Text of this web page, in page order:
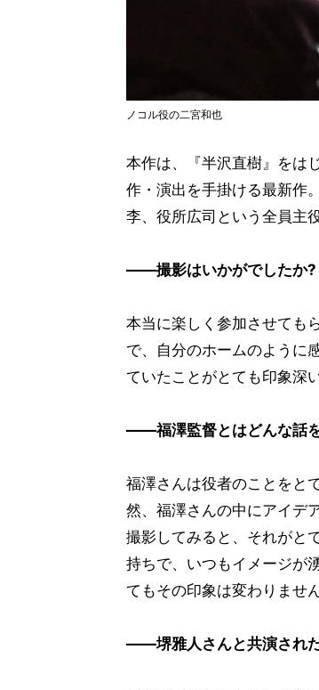
ノコル役の二宮和也
本作は、『半沢直樹』をは
作・演出を手掛ける最新作
李、役所広司という全員主
――撮影はいかがでしたか?
本当に楽しく参加させても
で、自分のホームのように
ていたことがとても印象深
――福澤監督とはどんな話
福澤さんは役者のことをと
然、福澤さんの中にアイデ
撮影してみると、それがと
持ちで、いつもイメージが
てもその印象は変わりません
――堺雅人さんと共演された